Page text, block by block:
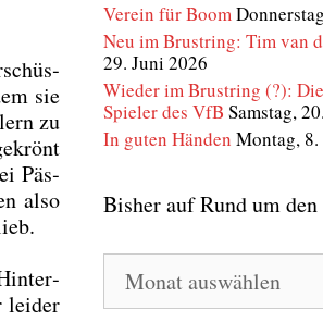
sie
zu
Päs­
also
lei­der
Verein für Boom
Neu im Brustring: Tim van
29. Juni 2026
Wieder im Brustring (?):
Spieler des VfB Samstag,
In guten Händen Montag,
Bisher auf Rund um
Bisher
auf
Rund